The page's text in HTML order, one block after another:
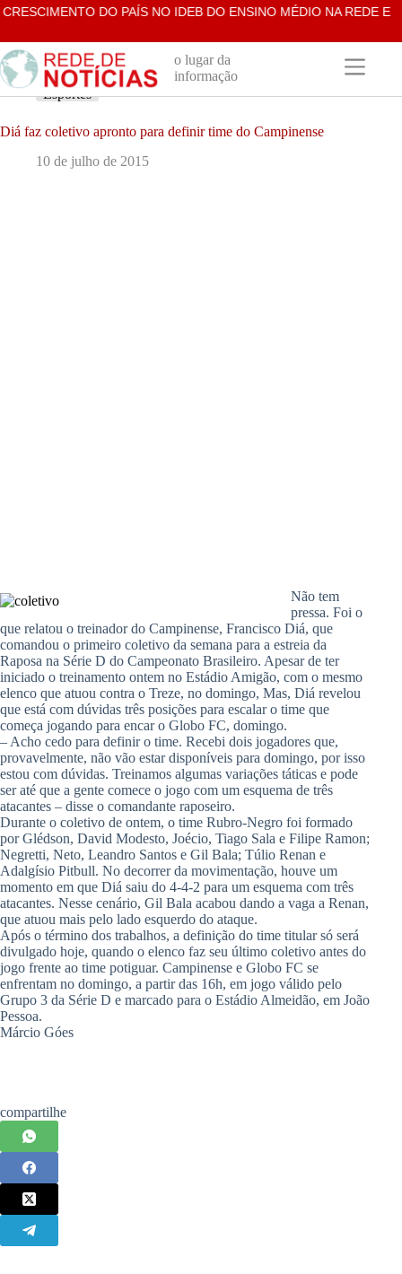
Pular
o
conteúdo
DO PAÍS NO IDEB DO ENSINO MÉDIO NA REDE
o lugar da
informação
Esportes
Diá faz coletivo apronto para definir time do Campinense
10 de julho de 2015
Não tem
pressa. Foi o
que relatou o treinador do Campinense, Francisco Diá, que
comandou o primeiro coletivo da semana para a estreia da
Raposa na Série D do Campeonato Brasileiro. Apesar de ter
iniciado o treinamento ontem no Estádio Amigão, com o mesmo
elenco que atuou contra o Treze, no domingo, Mas, Diá revelou
que está com dúvidas três posições para escalar o time que
começa jogando para encar o Globo FC, domingo.
– Acho cedo para definir o time. Recebi dois jogadores que,
provavelmente, não vão estar disponíveis para domingo, por isso
estou com dúvidas. Treinamos algumas variações táticas e pode
ser até que a gente comece o jogo com um esquema de três
atacantes – disse o comandante raposeiro.
Durante o coletivo de ontem, o time Rubro-Negro foi formado
por Glédson, David Modesto, Joécio, Tiago Sala e Filipe Ramon;
Negretti, Neto, Leandro Santos e Gil Bala; Túlio Renan e
Adalgísio Pitbull. No decorrer da movimentação, houve um
momento em que Diá saiu do 4-4-2 para um esquema com três
atacantes. Nesse cenário, Gil Bala acabou dando a vaga a Renan,
que atuou mais pelo lado esquerdo do ataque.
Após o término dos trabalhos, a definição do time titular só será
divulgado hoje, quando o elenco faz seu último coletivo antes do
jogo frente ao time potiguar. Campinense e Globo FC se
enfrentam no domingo, a partir das 16h, em jogo válido pelo
Grupo 3 da Série D e marcado para o Estádio Almeidão, em João
Pessoa.
Márcio Góes
compartilhe